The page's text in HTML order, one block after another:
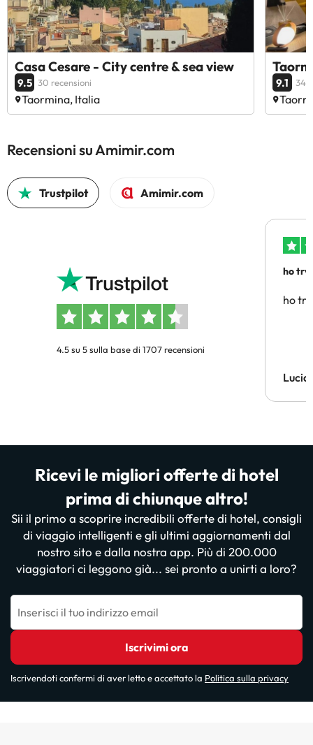
Casa Cesare - City centre & sea view
9.5 30 recensioni
Taormina, Italia
9.1 346
Recensioni su Amimir.com
Trustpilot Amimir.com
4.5 su 5 sulla base di 1707 recensioni
ho
ho
Lucia
Ricevi le migliori offerte di hotel
prima di chiunque altro!
Sii il primo a scoprire incredibili offerte di hotel, consigli
di viaggio intelligenti e gli ultimi aggiornamenti dal
nostro sito e dalla nostra app. Più di 200.000
viaggiatori ci leggono già... sei pronto a unirti a loro?
Inserisci il tuo indirizzo email
Iscrivimi ora
Iscrivendoti confermi di aver letto e accettato la Politica sulla privacy